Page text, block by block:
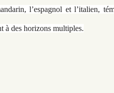
l’espagnol et l’italien,
à des horizons multiples.